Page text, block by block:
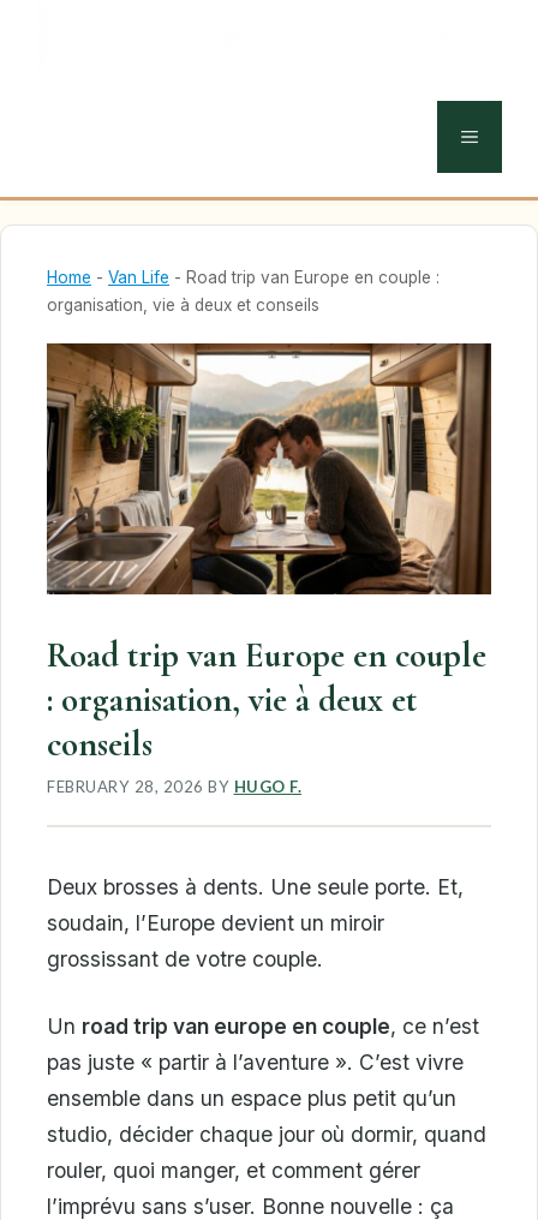
MENU
Home - Van Life - Road trip van Europe en couple :
organisation, vie à deux et conseils
Road trip van Europe en couple
: organisation, vie à deux et
conseils
FEBRUARY 28, 2026 BY HUGO F.
Deux brosses à dents. Une seule porte. Et,
soudain, l’Europe devient un miroir
grossissant de votre couple.
Un road trip van europe en couple, ce n’est
pas juste « partir à l’aventure ». C’est vivre
ensemble dans un espace plus petit qu’un
studio, décider chaque jour où dormir, quand
rouler, quoi manger, et comment gérer
l’imprévu sans s’user. Bonne nouvelle : ça